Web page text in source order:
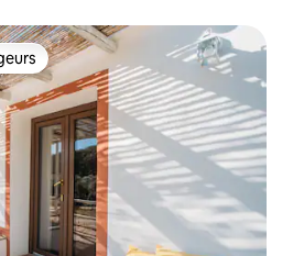
les plus appréciés